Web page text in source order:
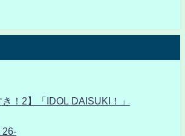
き！2】「IDOL DAISUKI！」
26-